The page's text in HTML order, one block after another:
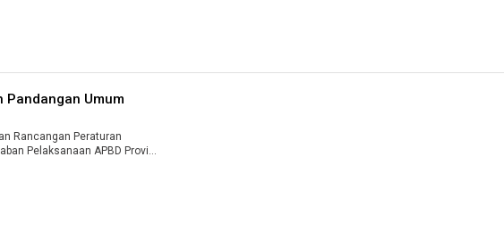
Pandangan Umum
Rancangan Peraturan
Pelaksanaan APBD Provin